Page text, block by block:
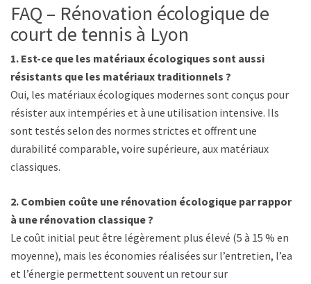
FAQ – Rénovation écologique de
court de tennis à Lyon
1. Est-ce que les matériaux écologiques sont aussi
résistants que les matériaux traditionnels ?
Oui, les matériaux écologiques modernes sont conçus pour
résister aux intempéries et à une utilisation intensive. Ils
sont testés selon des normes strictes et offrent une
durabilité comparable, voire supérieure, aux matériaux
classiques.
2. Combien coûte une rénovation écologique par rapport
à une rénovation classique ?
Le coût initial peut être légèrement plus élevé (5 à 15 % en
moyenne), mais les économies réalisées sur l’entretien, l’eau
et l’énergie permettent souvent un retour sur